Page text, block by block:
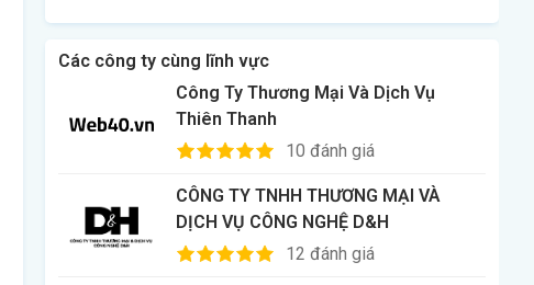
Các công ty cùng lĩnh vực
Công Ty Thương Mại Và Dịch Vụ
Thiên Thanh
10 đánh giá
CÔNG TY TNHH THƯƠNG MẠI VÀ
DỊCH VỤ CÔNG NGHỆ D&H
12 đánh giá